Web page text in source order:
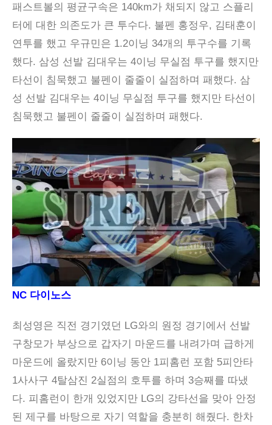
패스트볼의 평균구속은 140km가 채되지 않고 스플리
터에 대한 의존도가 큰 투수다. 불펜 홍정우, 김태훈이
연투를 했고 우규민은 1.2이닝 34개의 투구수를 기록
했다. 삼성 선발 김대우는 4이닝 무실점 투구를 했지만
타선이 침묵했고 불펜이 줄줄이 실점하며 패했다. 삼
성 선발 김대우는 4이닝 무실점 투구를 했지만 타선이
침묵했고 불펜이 줄줄이 실점하며 패했다.
NC 다이노스
최성영은 직전 경기였던 LG와의 원정 경기에서 선발
구창모가 부상으로 갑자기 마운드를 내려가며 급하게
마운드에 올랐지만 6이닝 동안 1피홈런 포함 5피안타
1사사구 4탈삼진 2실점의 호투를 하며 3승째를 따냈
다. 피홈런이 한개 있었지만 LG의 강타선을 맞아 안정
된 제구를 바탕으로 자기 역할을 충분히 해줬다. 한차